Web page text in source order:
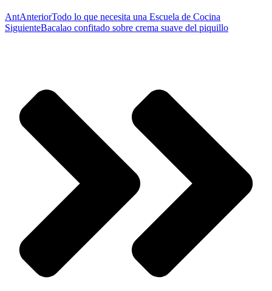
AntAnteriorTodo lo que necesita una Escuela de Cocina
SiguienteBacalao confitado sobre crema suave del piquillo